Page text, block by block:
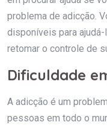
problema de adicção.
disponíveis para
retomar o controle de
Dificuldade
A adicção é um
pessoas em todo o